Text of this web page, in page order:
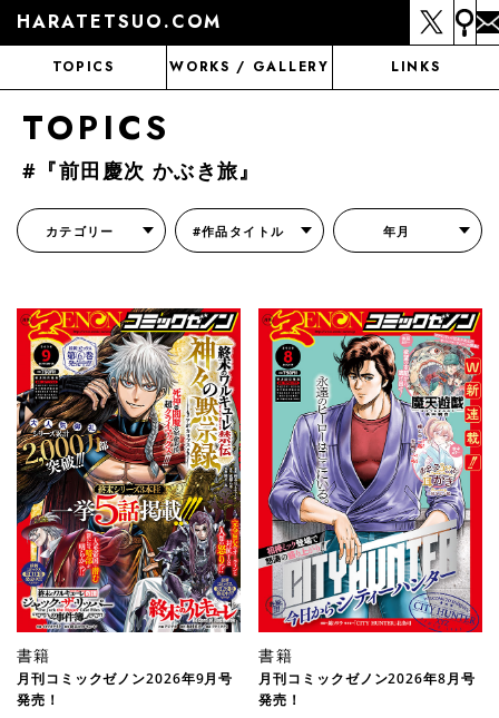
HARATETSUO.COM
TOPICS WORKS / GALLERY LINKS
TOPICS
#『前田慶次 かぶき旅』
カテゴリー #作品タイトル 年月
書籍
月刊コミックゼノン2026年9月号
発売！
書籍
月刊コミックゼノン2026年8月号
発売！